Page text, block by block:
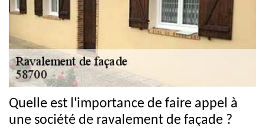
Quelle est l'importance de faire appel à
une société de ravalement de façade ?